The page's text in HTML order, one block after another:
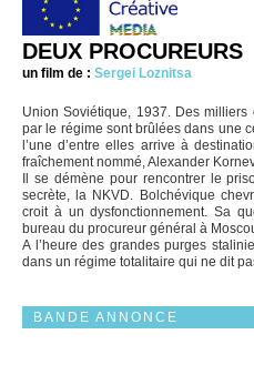
DEUX PROCUREURS
un film de : Sergei Loznitsa
Union Soviétique, 1937. Des
par le régime sont brûlées dans une
l’une d’entre elles arrive à
fraîchement nommé, Alexander
Il se démène pour rencontrer le
secrète, la NKVD. Bolchévique
croit à un dysfonctionnement. Sa
bureau du procureur général à
A l’heure des grandes purges
dans un régime totalitaire qui ne dit
BANDE ANNONCE